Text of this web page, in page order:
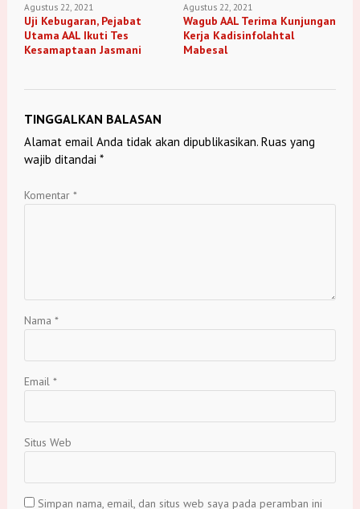
Agustus 22, 2021
Uji Kebugaran, Pejabat
Utama AAL Ikuti Tes
Kesamaptaan Jasmani
Agustus 22, 2021
Wagub AAL Terima Kunjungan
Kerja Kadisinfolahtal
Mabesal
TINGGALKAN BALASAN
Alamat email Anda tidak akan dipublikasikan. Ruas yang
wajib ditandai *
Komentar *
Nama *
Email *
Situs Web
Simpan nama, email, dan situs web saya pada peramban ini